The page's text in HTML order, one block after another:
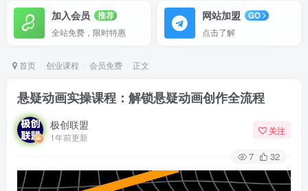
加入会员
推荐
全站免费，限时特惠
网站加盟
GO
点击了解
首页 创业课程 会员免费 正文
悬疑动画实操课程：解锁悬疑动画创作全流程
极创联盟
1年前更新
关注
7 32